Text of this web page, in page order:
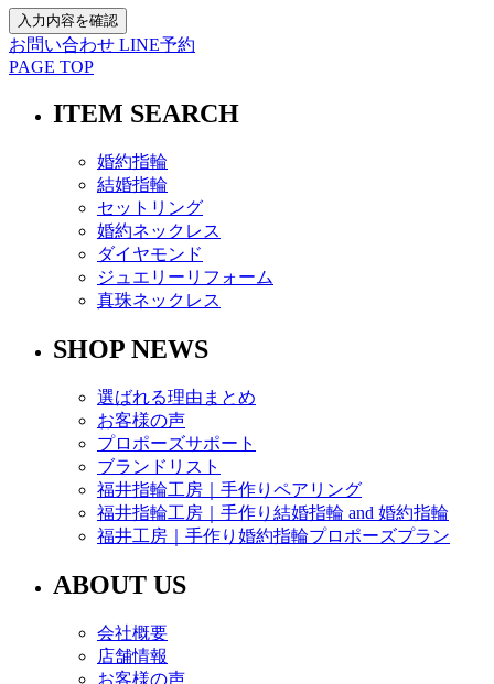
お問い合わせ LINE予約
PAGE TOP
ITEM SEARCH
婚約指輪
結婚指輪
セットリング
婚約ネックレス
ダイヤモンド
ジュエリーリフォーム
真珠ネックレス
SHOP NEWS
選ばれる理由まとめ
お客様の声
プロポーズサポート
ブランドリスト
福井指輪工房｜手作りペアリング
福井指輪工房｜手作り結婚指輪 and 婚約指輪
福井工房｜手作り婚約指輪プロポーズプラン
ABOUT US
会社概要
店舗情報
お客様の声